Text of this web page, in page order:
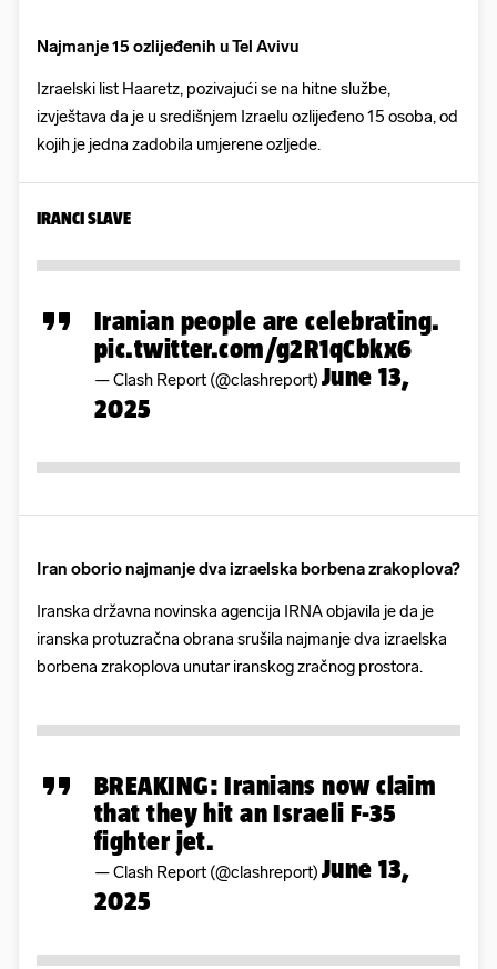
Najmanje 15 ozlijeđenih u Tel Avivu
Izraelski list Haaretz, pozivajući se na hitne službe,
izvještava da je u središnjem Izraelu ozlijeđeno 15 osoba, od
kojih je jedna zadobila umjerene ozljede.
IRANCI SLAVE
Iranian people are celebrating.
pic.twitter.com/g2R1qCbkx6
— Clash Report (@clashreport) June 13,
2025
Iran oborio najmanje dva izraelska borbena zrakoplova?
Iranska državna novinska agencija IRNA objavila je da je
iranska protuzračna obrana srušila najmanje dva izraelska
borbena zrakoplova unutar iranskog zračnog prostora.
BREAKING: Iranians now claim
that they hit an Israeli F-35
fighter jet.
— Clash Report (@clashreport) June 13,
2025